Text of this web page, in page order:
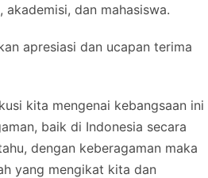
dan mahasiswa.
apresiasi dan ucapan terima
kita mengenai kebangsaan ini
baik di Indonesia secara
dengan keberagaman maka
yang mengikat kita dan